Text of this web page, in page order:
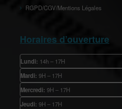
RGPD/CGV/Mentions Légales
Horaires d’ouverture
Lundi: 14h – 17H
Mardi: 9H – 17H
Mercredi: 9H – 17H
Jeudi: 9H – 17H